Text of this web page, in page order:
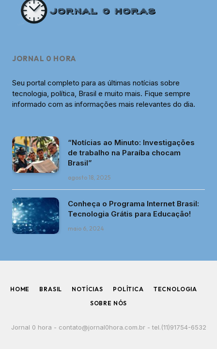
JORNAL 0 HORA
Seu portal completo para as últimas notícias sobre
tecnologia, política, Brasil e muito mais. Fique sempre
informado com as informações mais relevantes do dia.
“Notícias ao Minuto: Investigações
de trabalho na Paraíba chocam
Brasil”
agosto 18, 2025
Conheça o Programa Internet Brasil:
Tecnologia Grátis para Educação!
maio 6, 2024
HOME BRASIL NOTÍCIAS POLÍTICA
TECNOLOGIA
SOBRE NÓS
Jornal 0 hora - contato@jornal0hora.com.br- tel.(11)91754-6532